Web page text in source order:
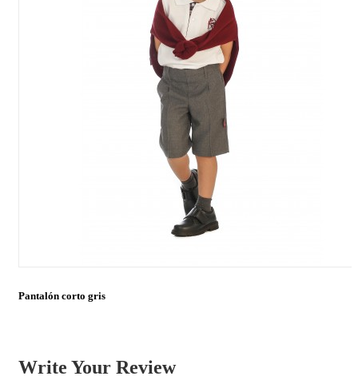
Pantalón corto gris
Write Your Review